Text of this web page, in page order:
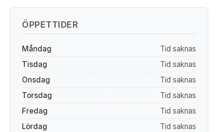
ÖPPETTIDER
Måndag
Tid saknas
Tisdag
Tid saknas
Onsdag
Tid saknas
Torsdag
Tid saknas
Fredag
Tid saknas
Lördag
Tid saknas